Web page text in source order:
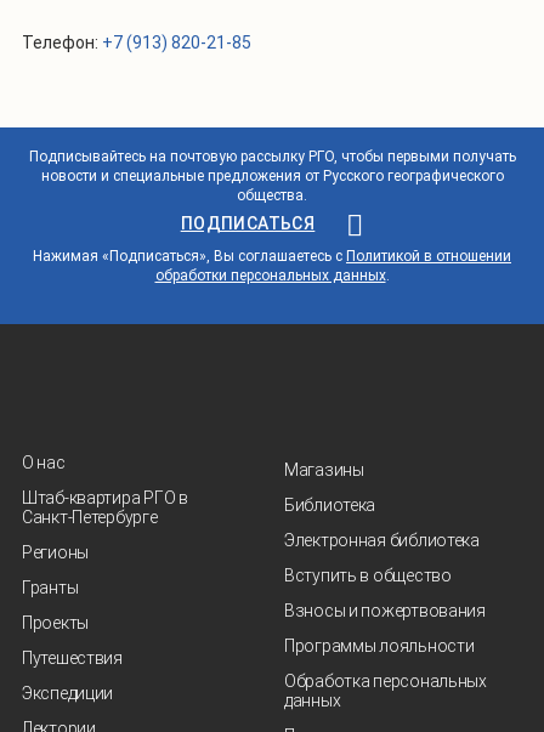
Телефон: +7 (913) 820-21-85
Подписывайтесь на почтовую рассылку РГО, чтобы первыми получать
новости и специальные предложения от Русского географического
общества.
ПОДПИСАТЬСЯ
Нажимая «Подписаться», Вы соглашаетесь с Политикой в отношении
обработки персональных данных.
О нас
Штаб-квартира РГО в
Санкт‑Петербурге
Регионы
Гранты
Проекты
Путешествия
Экспедиции
Магазины
Библиотека
Электронная библиотека
Вступить в общество
Взносы и пожертвования
Программы лояльности
Обработка персональных
данных